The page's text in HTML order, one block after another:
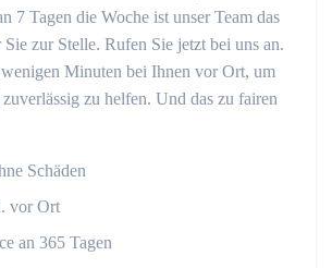
7 Tagen die Woche ist unser Team das
zur Stelle. Rufen Sie jetzt bei uns an.
Minuten bei Ihnen vor Ort, um
zu helfen. Und das zu fairen
Schäden
vor Ort
an 365 Tagen